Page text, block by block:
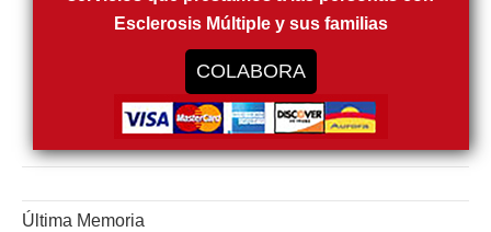
Esclerosis Múltiple y sus familias
COLABORA
Última Memoria